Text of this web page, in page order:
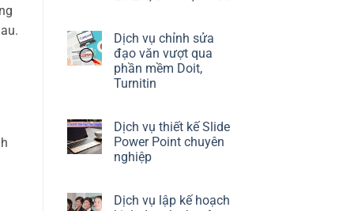
Dịch vụ chỉnh sửa
đạo văn vượt qua
phần mềm Doit,
Turnitin
Dịch vụ thiết kế Slide
Power Point chuyên
nghiệp
Dịch vụ lập kế hoạch